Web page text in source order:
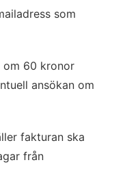
som
om 60 kronor
ansökan om
fakturan ska
från